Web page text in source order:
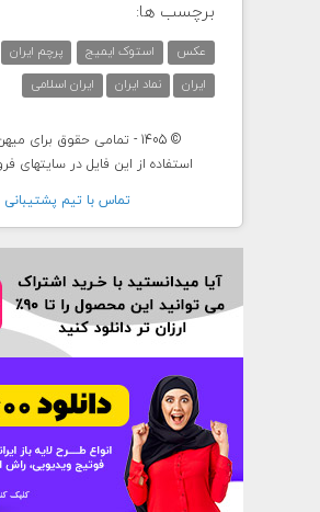
برچسب ها:
عکس استوک ایمیج پرچم ایران
ایران
نماد ایران ایران اسلامی
© 1405 - تمامی حقوق برای میهن طرح محفوظ است.
استفاده از این فایل در سایتهای
تماس با تيم